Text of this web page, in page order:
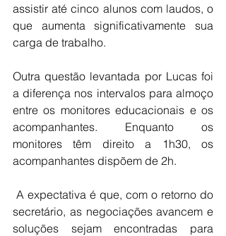
assistir até cinco alunos com laudos, o
que aumenta significativamente sua
carga de trabalho.
Outra questão levantada por Lucas foi
a diferença nos intervalos para almoço
entre os monitores educacionais e os
acompanhantes. Enquanto os
monitores têm direito a 1h30, os
acompanhantes dispõem de 2h.
A expectativa é que, com o retorno do
secretário, as negociações avancem e
soluções sejam encontradas para